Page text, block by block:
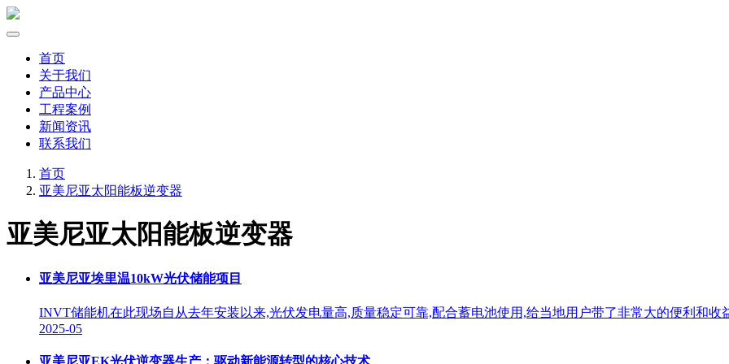
首页
关于我们
产品中心
工程案例
新闻资讯
联系我们
首页
亚美尼亚太阳能板逆变器
亚美尼亚太阳能板逆变器
亚美尼亚埃里温10kW光伏储能项目
INVT储能机在此现场自从去年安装以来,光伏发电量高,质量稳定可靠,配合蓄电池使用,给当地用户带了非常大的便利和收
2025-05